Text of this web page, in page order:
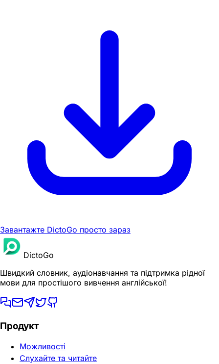
Завантажте DictoGo просто зараз
DictoGo
Швидкий словник, аудіонавчання та підтримка рідної
мови для простішого вивчення англійської!
Продукт
Можливості
Слухайте та читайте